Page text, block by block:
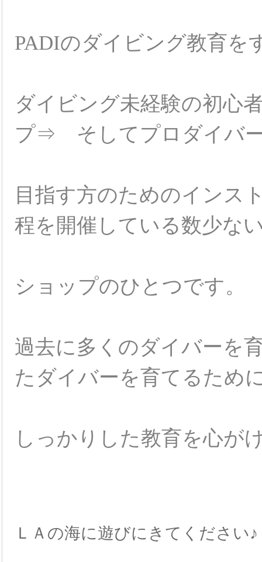
PADIのダイビング教育を
ダイビング未経験の初
プ⇒ そしてプロダイバ
目指す方のためのインス
程を開催している数少な
ショップのひとつです。
過去に多くのダイバーを
たダイバーを育てるため
しっかりした教育を心が
ＬＡの海に遊びにきてください♪